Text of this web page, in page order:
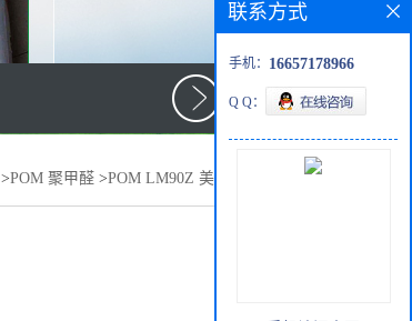
>POM 聚甲醛 >POM LM90Z 美国泰科纳Celcon®
联系方式
手机： 16657178966
Q Q：